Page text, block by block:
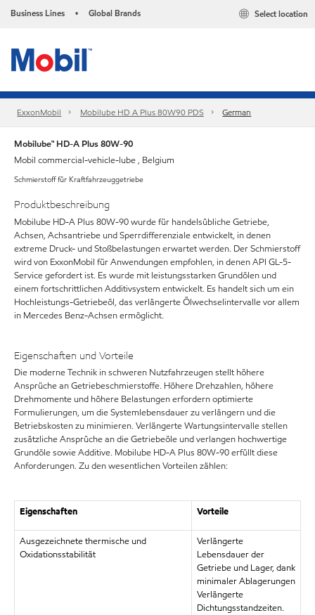
Business Lines • Global Brands Select location
ExxonMobil Mobilube HD A Plus 80W90 PDS German
Mobilube™ HD-A Plus 80W-90
Mobil commercial-vehicle-lube , Belgium
Schmierstoff für Kraftfahrzeuggetriebe
Produktbeschreibung
Mobilube HD-A Plus 80W-90 wurde für handelsübliche Getriebe,
Achsen, Achsantriebe und Sperrdifferenziale entwickelt, in denen
extreme Druck- und Stoßbelastungen erwartet werden. Der Schmierstoff
wird von ExxonMobil für Anwendungen empfohlen, in denen API GL-5-
Service gefordert ist. Es wurde mit leistungsstarken Grundölen und
einem fortschrittlichen Additivsystem entwickelt. Es handelt sich um ein
Hochleistungs-Getriebeöl, das verlängerte Ölwechselintervalle vor allem
in Mercedes Benz-Achsen ermöglicht.
Eigenschaften und Vorteile
Die moderne Technik in schweren Nutzfahrzeugen stellt höhere
Ansprüche an Getriebeschmierstoffe. Höhere Drehzahlen, höhere
Drehmomente und höhere Belastungen erfordern optimierte
Formulierungen, um die Systemlebensdauer zu verlängern und die
Betriebskosten zu minimieren. Verlängerte Wartungsintervalle stellen
zusätzliche Ansprüche an die Getriebeöle und verlangen hochwertige
Grundöle sowie Additive. Mobilube HD-A Plus 80W-90 erfüllt diese
Anforderungen. Zu den wesentlichen Vorteilen zählen:
Eigenschaften Vorteile
Ausgezeichnete thermische und
Oxidationsstabilität
Verlängerte
Lebensdauer der
Getriebe und Lager, dank
minimaler Ablagerungen
Verlängerte
Dichtungsstandzeiten.